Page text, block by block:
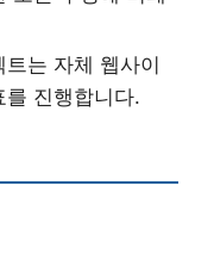
는 자체 웹사이
진행합니다.